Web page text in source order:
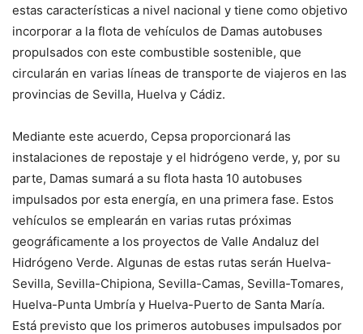
estas características a nivel nacional y tiene como objetivo
incorporar a la flota de vehículos de Damas autobuses
propulsados con este combustible sostenible, que
circularán en varias líneas de transporte de viajeros en las
provincias de Sevilla, Huelva y Cádiz.
Mediante este acuerdo, Cepsa proporcionará las
instalaciones de repostaje y el hidrógeno verde, y, por su
parte, Damas sumará a su flota hasta 10 autobuses
impulsados por esta energía, en una primera fase. Estos
vehículos se emplearán en varias rutas próximas
geográficamente a los proyectos de Valle Andaluz del
Hidrógeno Verde. Algunas de estas rutas serán Huelva-
Sevilla, Sevilla-Chipiona, Sevilla-Camas, Sevilla-Tomares,
Huelva-Punta Umbría y Huelva-Puerto de Santa María.
Está previsto que los primeros autobuses impulsados por